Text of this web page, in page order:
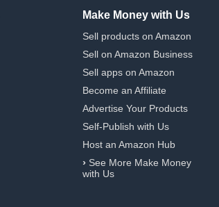
Make Money with Us
Sell products on Amazon
Sell on Amazon Business
Sell apps on Amazon
Become an Affiliate
Advertise Your Products
Self-Publish with Us
Host an Amazon Hub
› See More Make Money
with Us